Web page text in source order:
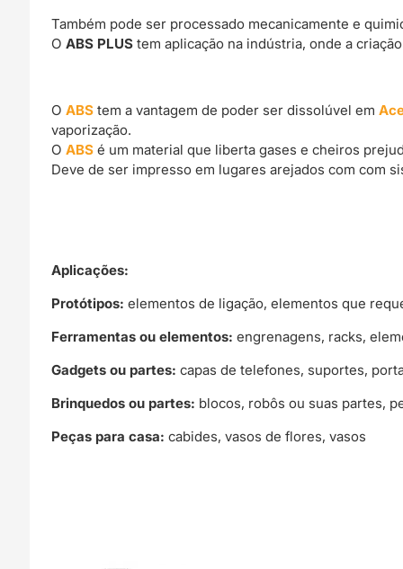
Também pode ser processado mecanicamente e
OABS PLUS tem aplicação na indústria, onde a
OABS tem a vantagem de poder ser dissolúvel em
vaporização.
OABS é um material que liberta gases e cheiros
Deve de ser impresso em lugares arejados com com
Aplicações:
Protótipos: elementos de ligação, elementos que
Ferramentas ou elementos: engrenagens, racks,
Gadgets ou partes: capas de telefones, suportes,
Brinquedos ou partes: blocos, robôs ou suas partes,
Peças para casa: cabides, vasos de flores, vasos